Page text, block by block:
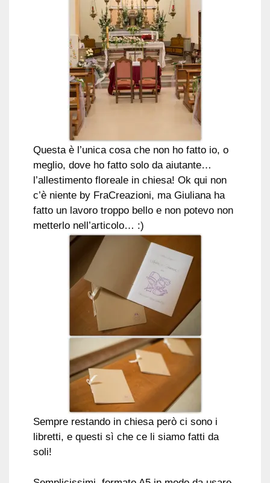
Questa è l’unica cosa che non ho fatto io, o
meglio, dove ho fatto solo da aiutante…
l’allestimento floreale in chiesa! Ok qui non
c’è niente by FraCreazioni, ma Giuliana ha
fatto un lavoro troppo bello e non potevo non
metterlo nell’articolo… :)
Sempre restando in chiesa però ci sono i
libretti, e questi sì che ce li siamo fatti da
soli!